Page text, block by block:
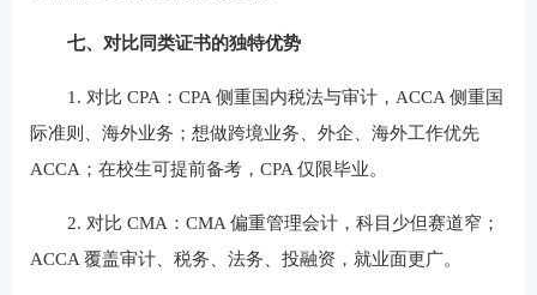
七、对比同类证书的独特优势
1. 对比 CPA：CPA 侧重国内税法与审计，ACCA 侧重国
际准则、海外业务；想做跨境业务、外企、海外工作优先
ACCA；在校生可提前备考，CPA 仅限毕业。
2. 对比 CMA：CMA 偏重管理会计，科目少但赛道窄；
ACCA 覆盖审计、税务、法务、投融资，就业面更广。